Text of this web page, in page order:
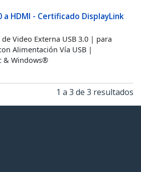
a HDMI - Certificado DisplayLink
Video Externa USB 3.0 | para
Alimentación Vía USB |
& Windows®
1 a 3 de 3 resultados